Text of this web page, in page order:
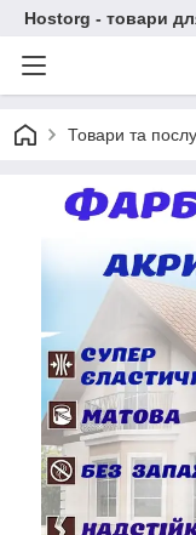
Hostorg - товари
Товари та